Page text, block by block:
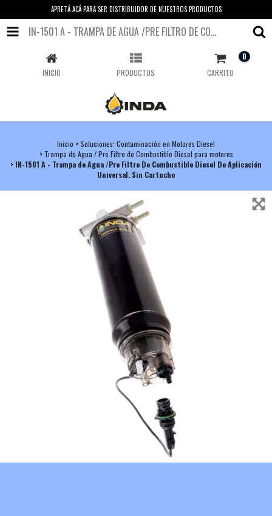
APRETÁ ACÁ PARA SER DISTRIBUIDOR DE NUESTROS PRODUCTOS
IN-1501 A - TRAMPA DE AGUA /PRE FILTRO DE COMBUSTIBLE DIESEL DE APLICACIÓN UNIVERSAL. SIN CARTUCHO
INICIO PRODUCTOS CARRITO
0
Inicio >Soluciones: Contaminación en Motores Diesel
> Trampa de Agua / Pre Filtro de Combustible Diesel para motores
> IN-1501 A - Trampa de Agua /Pre Filtro De Combustible Diesel De Aplicación
Universal. Sin Cartucho